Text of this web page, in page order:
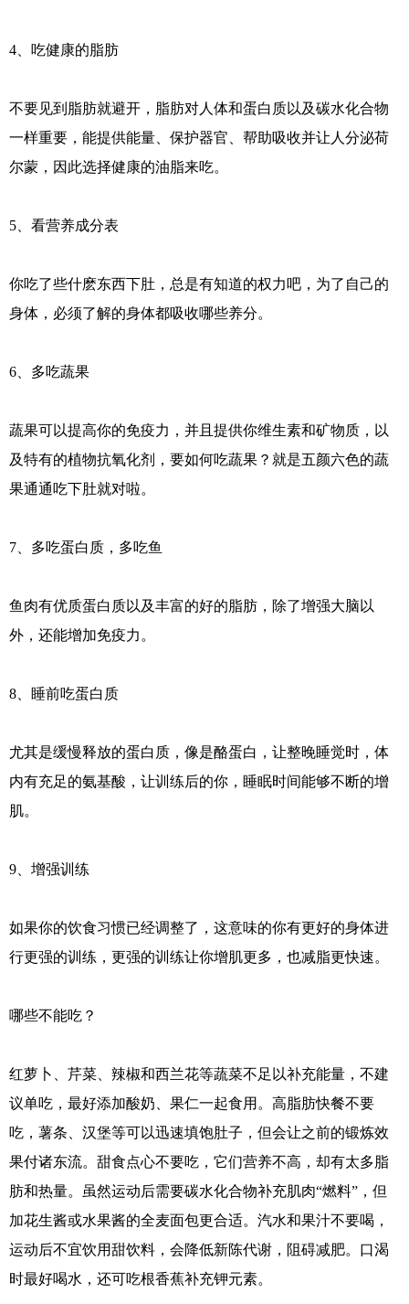
4、吃健康的脂肪
不要见到脂肪就避开，脂肪对人体和蛋白质以及碳水化合物
一样重要，能提供能量、保护器官、帮助吸收并让人分泌荷
尔蒙，因此选择健康的油脂来吃。
5、看营养成分表
你吃了些什麽东西下肚，总是有知道的权力吧，为了自己的
身体，必须了解的身体都吸收哪些养分。
6、多吃蔬果
蔬果可以提高你的免疫力，并且提供你维生素和矿物质，以
及特有的植物抗氧化剂，要如何吃蔬果？就是五颜六色的蔬
果通通吃下肚就对啦。
7、多吃蛋白质，多吃鱼
鱼肉有优质蛋白质以及丰富的好的脂肪，除了增强大脑以
外，还能增加免疫力。
8、睡前吃蛋白质
尤其是缓慢释放的蛋白质，像是酪蛋白，让整晚睡觉时，体
内有充足的氨基酸，让训练后的你，睡眠时间能够不断的增
肌。
9、增强训练
如果你的饮食习惯已经调整了，这意味的你有更好的身体进
行更强的训练，更强的训练让你增肌更多，也减脂更快速。
哪些不能吃？
红萝卜、芹菜、辣椒和西兰花等蔬菜不足以补充能量，不建
议单吃，最好添加酸奶、果仁一起食用。高脂肪快餐不要
吃，薯条、汉堡等可以迅速填饱肚子，但会让之前的锻炼效
果付诸东流。甜食点心不要吃，它们营养不高，却有太多脂
肪和热量。虽然运动后需要碳水化合物补充肌肉“燃料”，但
加花生酱或水果酱的全麦面包更合适。汽水和果汁不要喝，
运动后不宜饮用甜饮料，会降低新陈代谢，阻碍减肥。口渴
时最好喝水，还可吃根香蕉补充钾元素。